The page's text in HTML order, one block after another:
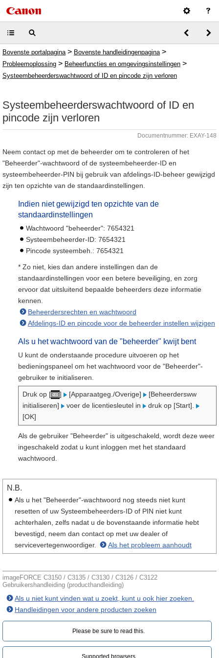
Bovenste portalpagina > Bovenste handleidingenpagina >
Probleemoplossing > Beheerfuncties en omgevingsinstellingen >
Systeembeheerderswachtwoord of ID en pincode zijn verloren
Systeembeheerderswachtwoord of ID en
pincode zijn verloren
Documentnummer: EXAY-148
Neem contact op met de beheerder om te controleren of het
"Beheerder"-wachtwoord of de systeembeheerder-ID en
systeembeheerder-PIN bij gebruik van afdelings-ID-beheer gewijzigd
zijn ten opzichte van de standaardinstellingen.
Indien niet gewijzigd ten opzichte van de
standaardinstellingen
Wachtwoord "beheerder": 7654321
Systeembeheerder-ID: 7654321
Pincode systeembeh.: 7654321
* Zo niet, kies dan andere instellingen dan de
standaardinstellingen voor een betere beveiliging, en zorg
ervoor dat uitsluitend bepaalde beheerders deze informatie
kennen.
Beheerdersrechten en wachtwoord
Afdelings-ID en pincode voor de beheerder instellen wijzigen
Als u het wachtwoord van de "beheerder" kwijt bent
U kunt de onderstaande procedure uitvoeren op het
bedieningspaneel om het wachtwoord voor de "Beheerder"-
gebruiker te initialiseren.
Druk op [ ] [Apparaatgeg./Overige]
[Beheerdersww
initialiseren]
voer de licentiesleutel in
druk op [Start].
[OK]
Als de gebruiker "Beheerder" is uitgeschakeld, wordt deze weer
ingeschakeld zodat u kunt inloggen met het standaard
wachtwoord.
N.B.
Als u het "Beheerder"-wachtwoord nog steeds niet kunt
resetten of uw Systeembeheerders-ID of PIN niet kunt
achterhalen, zelfs nadat u de bovenstaande informatie hebt
bevestigd, neem dan contact op met uw dealer of
servicevertegenwoordiger.
Als het probleem aanhoudt
imageFORCE C3150 / C3135 / C3130 / C3126 / C3122
Gebruikershandleiding (producthandleiding)
Als u niet kunt vinden wat u zoekt, kunt u ook hier zoeken.
Handleidingen voor andere producten zoeken
Please be sure to read this.‎
Supported browsers